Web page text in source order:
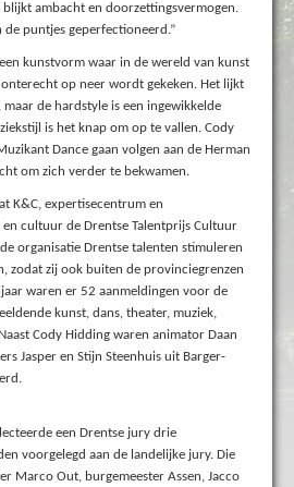
blijkt ambacht en doorzettingsvermogen.
puntjes geperfectioneerd.”
kunstvorm waar in de wereld van kunst
op neer wordt gekeken. Het lijkt
de hardstyle is een ingewikkelde
is het knap om op te vallen. Cody
Dance gaan volgen aan de Herman
om zich verder te bekwamen.
K&C, expertisecentrum en
cultuur de Drentse Talentprijs Cultuur
organisatie Drentse talenten stimuleren
zodat zij ook buiten de provinciegrenzen
waren er 52 aanmeldingen voor de
kunst, dans, theater, muziek,
Cody Hidding waren animator Daan
Jasper en Stijn Steenhuis uit Barger-
een Drentse jury drie
voorgelegd aan de landelijke jury. Die
Marco Out, burgemeester Assen, Jacco